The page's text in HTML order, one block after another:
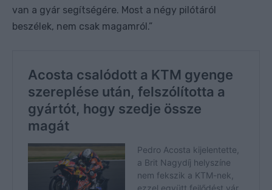
van a gyár segítségére. Most a négy pilótáról
beszélek, nem csak magamról.”